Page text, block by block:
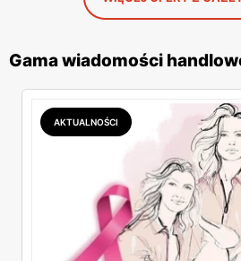
Gama wiadomości
AKTUALNOŚCI